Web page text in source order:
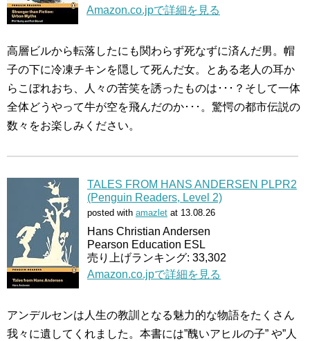
Amazon.co.jpで詳細を見る
高層ビルから転落したにも関わらず死なずに済んだ男。帽
子の下に冷凍チキンを隠して死んだ女。とある老人の耳か
らこぼれおち、人々の苦笑を誘ったものは･･･？そして一体
全体どうやって牛が空を飛んだのか･･･。驚愕の都市伝説の
数々をお楽しみください。
TALES FROM HANS ANDERSEN PLPR2
(Penguin Readers, Level 2)
posted with amazlet at 13.08.26
Hans Christian Andersen
Pearson Education ESL
売り上げランキング: 33,302
Amazon.co.jpで詳細を見る
アンデルセンは人生の教訓となる魅力的な物語をたくさん
我々に遺してくれました。本書には”醜いアヒルの子” や”人